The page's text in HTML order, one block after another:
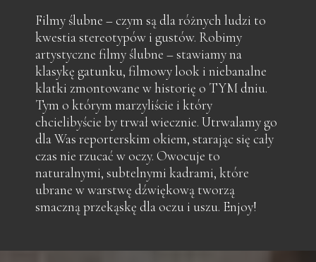
Filmy ślubne – czym są dla różnych ludzi to
kwestia stereotypów i gustów. Robimy
artystyczne filmy ślubne – stawiamy na
klasykę gatunku, filmowy look i niebanalne
klatki zmontowane w historię o TYM dniu.
Tym o którym marzyliście i który
chcielibyście by trwał wiecznie. Utrwalamy go
dla Was reporterskim okiem, starając się cały
czas nie rzucać w oczy. Owocuje to
naturalnymi, subtelnymi kadrami, które
ubrane w warstwę dźwiękową tworzą
smaczną przekąskę dla oczu i uszu. Enjoy!